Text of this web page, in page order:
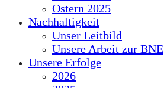
Ostern 2025
Nachhaltigkeit
Unser Leitbild
Unsere Arbeit zur BNE
Unsere Erfolge
2026